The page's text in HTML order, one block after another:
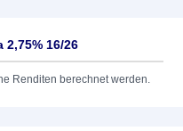
2,75% 16/26
Renditen berechnet werden.